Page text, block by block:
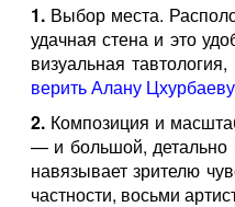
1. Выбор места.
удачная стена и это
визуальная
верить Алану Цхурбаеву
2.Композиция и
— и большой, детально
навязывает зрителю
частности, восьми